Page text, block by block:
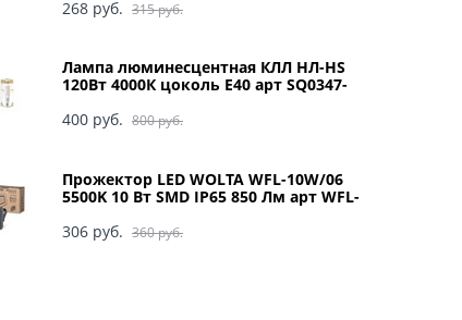
315 руб.
268 руб.
Лампа люминесцентная КЛЛ НЛ-HS
120Вт 4000К цоколь Е40 арт SQ0347-
800 руб.
400 руб.
Прожектор LED WOLTA WFL-10W/06
5500K 10 Вт SMD IP65 850 Лм арт WFL-
360 руб.
306 руб.